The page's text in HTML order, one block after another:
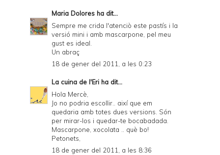
Maria Dolores ha dit...
Sempre me crida l'atenciò este pastís i la
versió mini i amb mascarpone, pel meu
gust es ideal.
Un abraç
18 de gener del 2011, a les 0:23
La cuina de l'Eri ha dit...
Hola Mercè,
Jo no podria escollir.. així que em
quedaria amb totes dues versions. Són
per mirar-los i quedar-te bocabadada.
Mascarpone, xocolata .. què bo!
Petonets,
18 de gener del 2011, a les 8:36